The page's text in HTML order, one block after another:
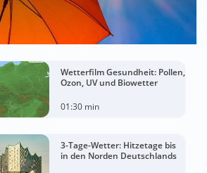
Wetterfilm Gesundheit: Pollen,
Ozon, UV und Biowetter
01:30 min
3-Tage-Wetter: Hitzetage bis
in den Norden Deutschlands